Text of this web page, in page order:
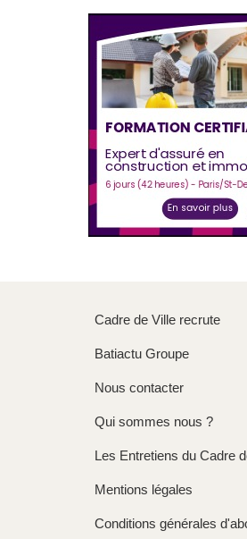
Cadre de Ville recrute
Batiactu Groupe
Nous contacter
Qui sommes nous ?
Les Entretiens du Cadre
Mentions légales
Conditions générales